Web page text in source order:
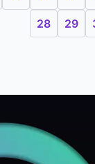
28
29